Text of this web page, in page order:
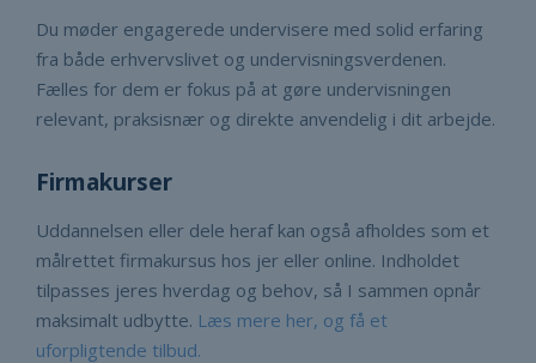
Du møder engagerede undervisere med solid erfaring
fra både erhvervslivet og undervisningsverdenen.
Fælles for dem er fokus på at gøre undervisningen
relevant, praksisnær og direkte anvendelig i dit arbejde.
Firmakurser
Uddannelsen eller dele heraf kan også afholdes som et
målrettet firmakursus hos jer eller online. Indholdet
tilpasses jeres hverdag og behov, så I sammen opnår
maksimalt udbytte. Læs mere her, og få et
uforpligtende tilbud.